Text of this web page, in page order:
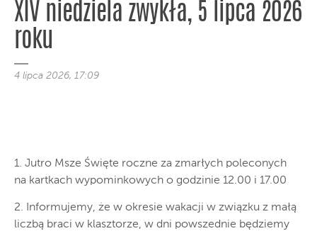
XIV niedziela zwykła, 5 lipca 2026
roku
4 lipca 2026, 17:09
1. Jutro Msze Święte roczne za zmarłych poleconych
na kartkach wypominkowych o godzinie 12.00 i 17.00
2. Informujemy, że w okresie wakacji w związku z małą
liczbą braci w klasztorze, w dni powszednie będziemy